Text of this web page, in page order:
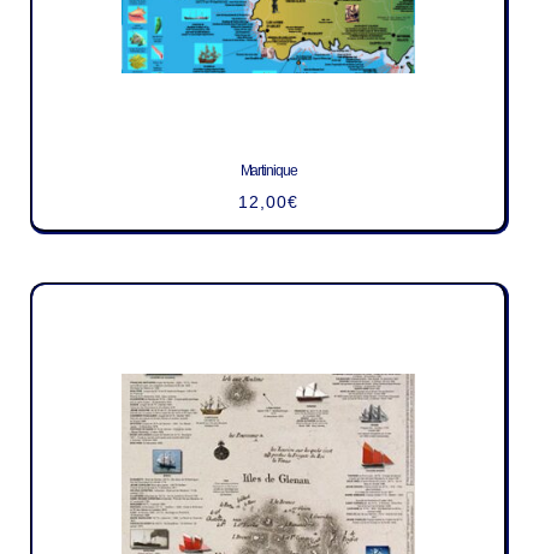
Martinique
12,00€